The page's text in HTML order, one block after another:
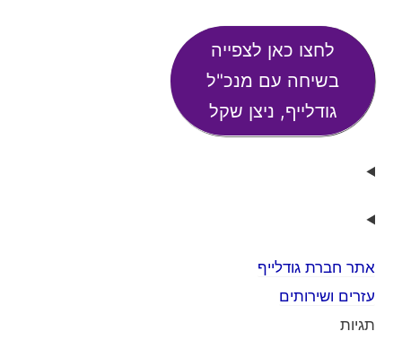
לחצו כאן לצפייה
בשיחה עם מנכ"ל
גודלייף, ניצן שקל
אתר חברת גודלייף
עזרים ושירותים
תגיות